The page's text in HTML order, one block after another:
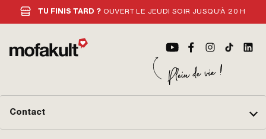
TU FINIS TARD ? OUVERT LE JEUDI SOIR JUSQU'À 20 H
Contact